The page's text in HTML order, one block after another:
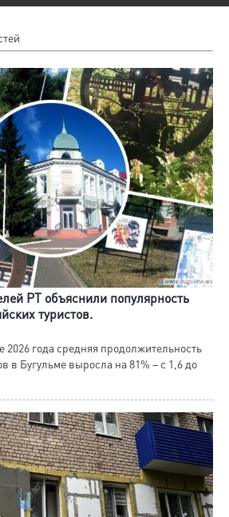
РТ объяснили популярность
туристов.
2026 года средняя продолжительность
в Бугульме выросла на 81% – с 1,6 до